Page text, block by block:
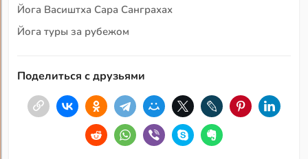
Йога Васиштха Сара Санграхах
Йога туры за рубежом
Поделиться с друзьями